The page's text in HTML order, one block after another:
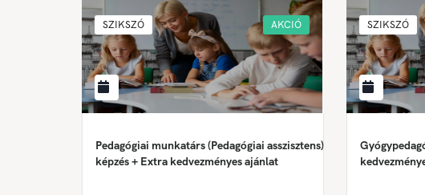
SZIKSZÓ AKCIÓ
Pedagógiai munkatárs (Pedagógiai asszisztens)
képzés + Extra kedvezményes ajánlat
SZIKSZÓ